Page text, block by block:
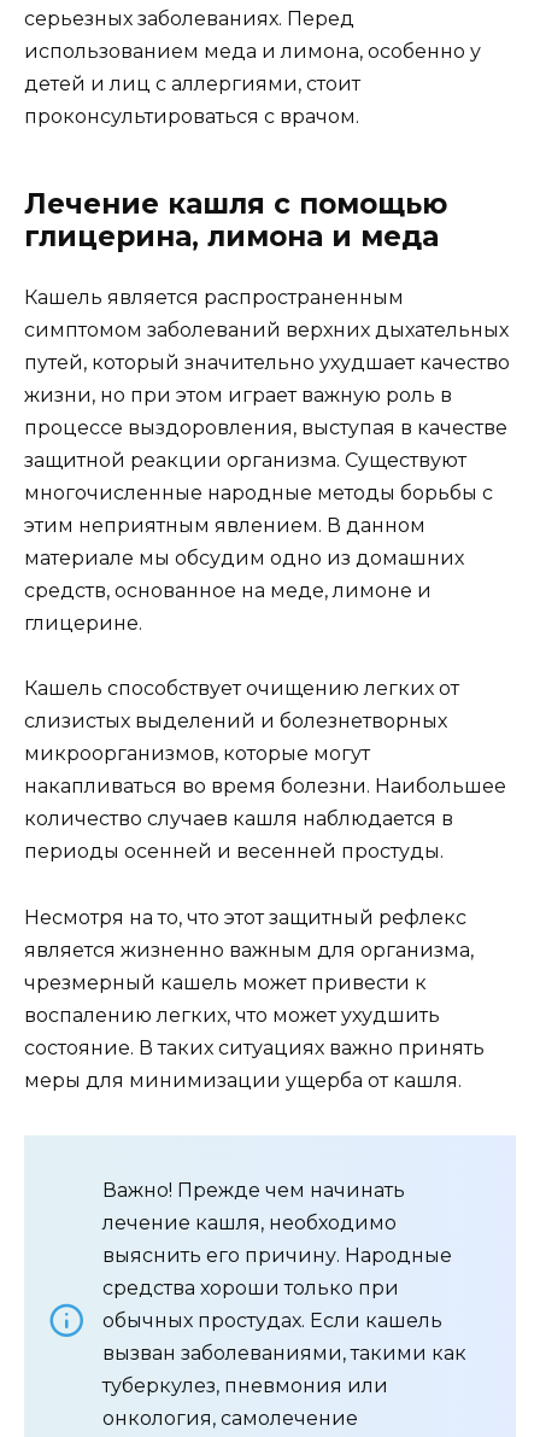
серьезных заболеваниях. Перед
использованием меда и лимона, особенно у
детей и лиц с аллергиями, стоит
проконсультироваться с врачом.
Лечение кашля с помощью
глицерина, лимона и меда
Кашель является распространенным
симптомом заболеваний верхних дыхательных
путей, который значительно ухудшает качество
жизни, но при этом играет важную роль в
процессе выздоровления, выступая в качестве
защитной реакции организма. Существуют
многочисленные народные методы борьбы с
этим неприятным явлением. В данном
материале мы обсудим одно из домашних
средств, основанное на меде, лимоне и
глицерине.
Кашель способствует очищению легких от
слизистых выделений и болезнетворных
микроорганизмов, которые могут
накапливаться во время болезни. Наибольшее
количество случаев кашля наблюдается в
периоды осенней и весенней простуды.
Несмотря на то, что этот защитный рефлекс
является жизненно важным для организма,
чрезмерный кашель может привести к
воспалению легких, что может ухудшить
состояние. В таких ситуациях важно принять
меры для минимизации ущерба от кашля.
Важно! Прежде чем начинать
лечение кашля, необходимо
выяснить его причину. Народные
средства хороши только при
обычных простудах. Если кашель
вызван заболеваниями, такими как
туберкулез, пневмония или
онкология, самолечение